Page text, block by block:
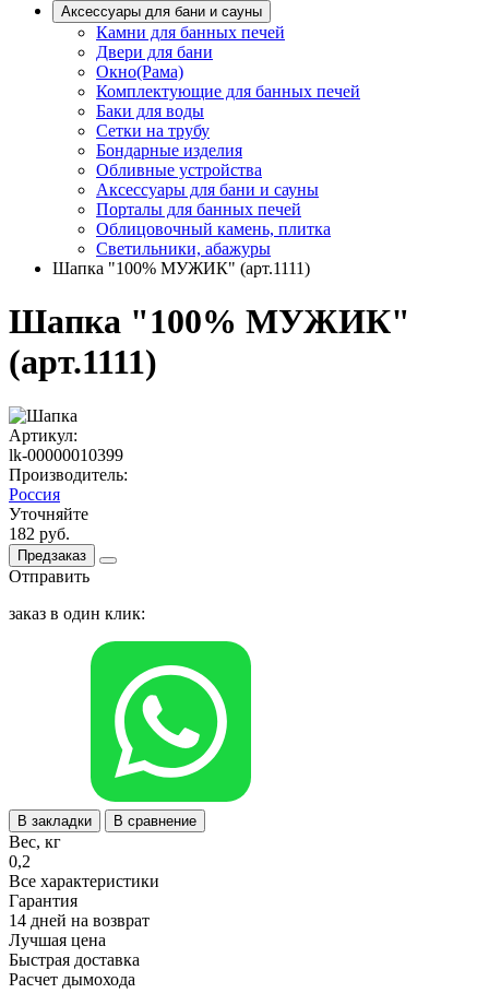
Аксессуары для бани и сауны
Камни для банных печей
Двери для бани
Окно(Рама)
Комплектующие для банных печей
Баки для воды
Сетки на трубу
Бондарные изделия
Обливные устройства
Аксессуары для бани и сауны
Порталы для банных печей
Облицовочный камень, плитка
Светильники, абажуры
Шапка "100% МУЖИК" (арт.1111)
Шапка "100% МУЖИК"
(арт.1111)
Артикул:
lk-00000010399
Производитель:
Россия
Уточняйте
182 руб.
Предзаказ
Отправить
заказ в один клик:
В закладки В сравнение
Вес, кг
0,2
Все характеристики
Гарантия
14 дней на возврат
Лучшая цена
Быстрая доставка
Расчет дымохода